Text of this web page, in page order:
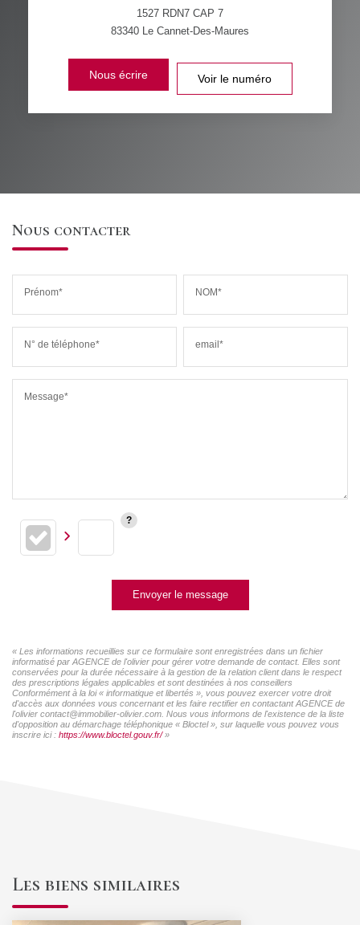
1527 RDN7 CAP 7
83340 Le Cannet-Des-Maures
Nous écrire Voir le numéro
Nous contacter
Prénom* NOM*
N° de téléphone* email*
Message*
Envoyer le message
« Les informations recueillies sur ce formulaire sont enregistrées dans un fichier
informatisé par AGENCE de l'olivier pour gérer votre demande de contact. Elles sont
conservées pour la durée nécessaire à la gestion de la relation client dans le respect
des prescriptions légales applicables et sont destinées à nos conseillers
Conformément à la loi « informatique et libertés », vous pouvez exercer votre droit
d'accès aux données vous concernant et les faire rectifier en contactant AGENCE de
l'olivier contact@immobilier-olivier.com. Nous vous informons de l'existence de la liste
d'opposition au démarchage téléphonique « Bloctel », sur laquelle vous pouvez vous
inscrire ici : https://www.bloctel.gouv.fr/»
Les biens similaires